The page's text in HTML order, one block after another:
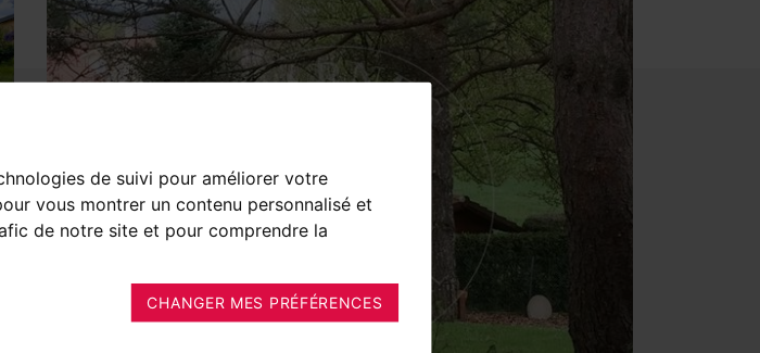
de suivi pour améliorer votre
vous montrer un contenu personnalisé et
de notre site et pour comprendre la
CHANGER MES PRÉFÉRENCES